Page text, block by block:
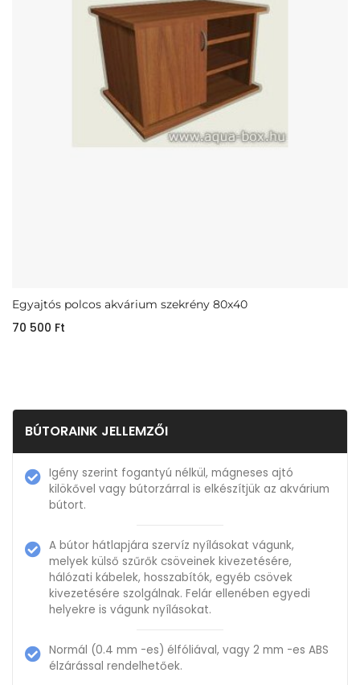
Egyajtós polcos akvárium szekrény 80x40
70 500 Ft
BÚTORAINK JELLEMZŐI
Igény szerint fogantyú nélkül, mágneses ajtó
kilökővel vagy bútorzárral is elkészítjük az akvárium
bútort.
A bútor hátlapjára szervíz nyílásokat vágunk,
melyek külső szűrők csöveinek kivezetésére,
hálózati kábelek, hosszabítók, egyéb csövek
kivezetésére szolgálnak. Felár ellenében egyedi
helyekre is vágunk nyílásokat.
Normál (0.4 mm -es) élfóliával, vagy 2 mm -es ABS
élzárással rendelhetőek.